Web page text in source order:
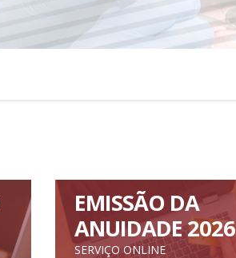
EMISSÃO DA
ANUIDADE 2026
SERVIÇO ONLINE